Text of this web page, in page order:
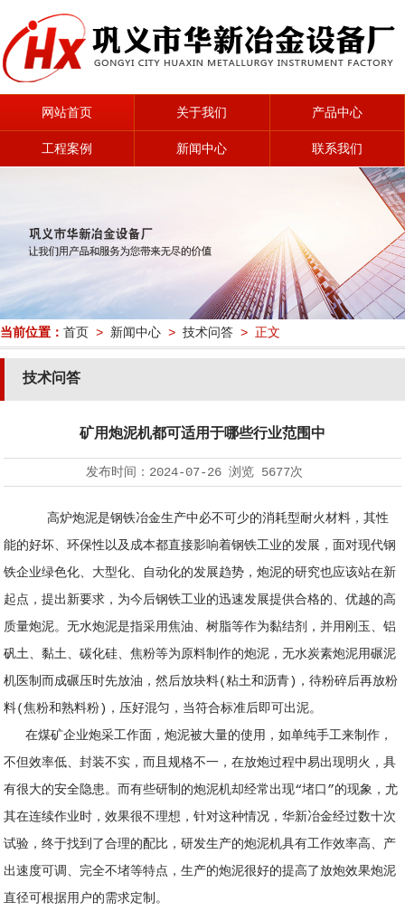
网站首页 关于我们 产品中心
工程案例 新闻中心 联系我们
当前位置： 首页 > 新闻中心 > 技术问答 > 正文
技术问答
矿用炮泥机都可适用于哪些行业范围中
发布时间： 2024-07-26 浏览 5677次
高炉炮泥是钢铁冶金生产中必不可少的消耗型耐火材料，其性
能的好坏、环保性以及成本都直接影响着钢铁工业的发展，面对现代钢
铁企业绿色化、大型化、自动化的发展趋势，炮泥的研究也应该站在新
起点，提出新要求，为今后钢铁工业的迅速发展提供合格的、优越的高
质量炮泥。无水炮泥是指采用焦油、树脂等作为黏结剂，并用刚玉、铝
矾土、黏土、碳化硅、焦粉等为原料制作的炮泥，无水炭素炮泥用碾泥
机医制而成碾压时先放油，然后放块料(粘土和沥青)，待粉碎后再放粉
料(焦粉和熟料粉)，压好混匀，当符合标准后即可出泥。
在煤矿企业炮采工作面，炮泥被大量的使用，如单纯手工来制作，
不但效率低、封装不实，而且规格不一，在放炮过程中易出现明火，具
有很大的安全隐患。而有些研制的炮泥机却经常出现“堵口”的现象，尤
其在连续作业时，效果很不理想，针对这种情况，华新冶金经过数十次
试验，终于找到了合理的配比，研发生产的炮泥机具有工作效率高、产
出速度可调、完全不堵等特点，生产的炮泥很好的提高了放炮效果炮泥
直径可根据用户的需求定制。